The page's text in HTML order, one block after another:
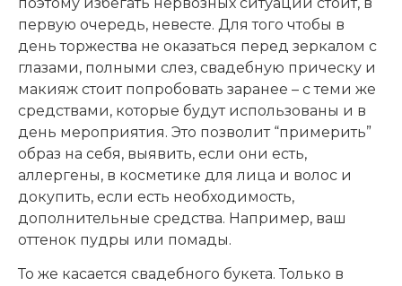
первую очередь, невесте. Для того чтобы в
день торжества не оказаться перед зеркалом с
глазами, полными слез, свадебную прическу и
макияж стоит попробовать заранее – с теми же
средствами, которые будут использованы и в
день мероприятия. Это позволит “примерить”
образ на себя, выявить, если они есть,
аллергены, в косметике для лица и волос и
докупить, если есть необходимость,
дополнительные средства. Например, ваш
оттенок пудры или помады.
То же касается свадебного букета. Только в